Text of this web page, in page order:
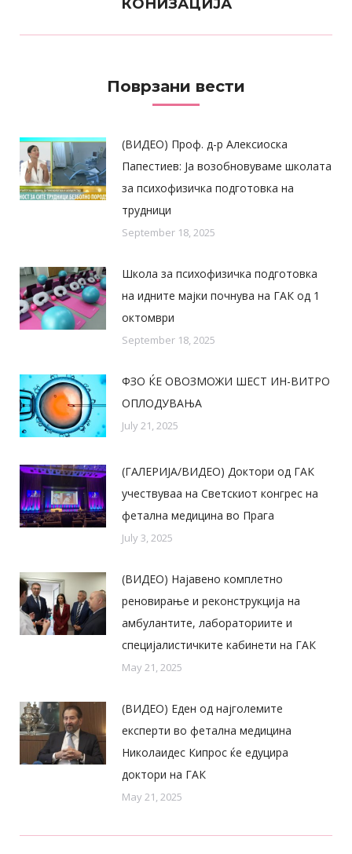
КОНИЗАЦИЈА
Поврзани вести
(ВИДЕО) Проф. д-р Алексиоска
Папестиев: Ја возобновуваме школата
за психофизичка подготовка на
трудници
September 18, 2025
Школа за психофизичка подготовка
на идните мајки почнува на ГАК од 1
октомври
September 18, 2025
ФЗО ЌЕ ОВОЗМОЖИ ШЕСТ ИН-ВИТРО
ОПЛОДУВАЊА
July 21, 2025
(ГАЛЕРИЈА/ВИДЕО) Доктори од ГАК
учествуваа на Светскиот конгрес на
фетална медицина во Прага
July 3, 2025
(ВИДЕО) Најавено комплетно
реновирање и реконструкција на
амбулантите, лабораториите и
специјалистичките кабинети на ГАК
May 21, 2025
(ВИДЕО) Еден од најголемите
експерти во фетална медицина
Николаидес Кипрос ќе едуцира
доктори на ГАК
May 21, 2025